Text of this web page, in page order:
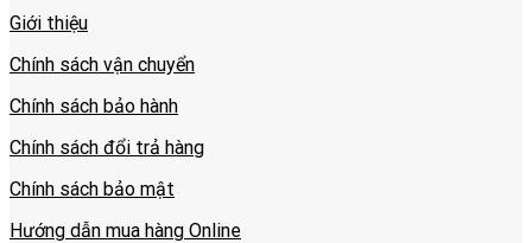
Giới thiệu
Chính sách vận chuyển
Chính sách bảo hành
Chính sách đổi trả hàng
Chính sách bảo mật
Hướng dẫn mua hàng Online